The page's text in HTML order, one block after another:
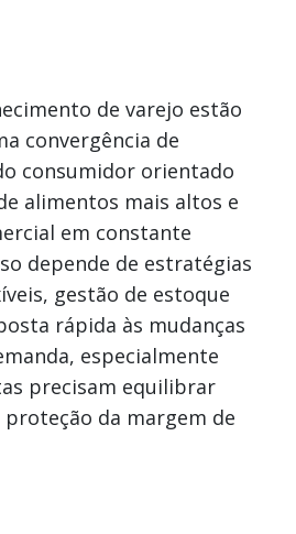
de varejo estão
convergência de
consumidor orientado
alimentos mais altos e
em constante
depende de estratégias
gestão de estoque
rápida às mudanças
especialmente
precisam equilibrar
da margem de